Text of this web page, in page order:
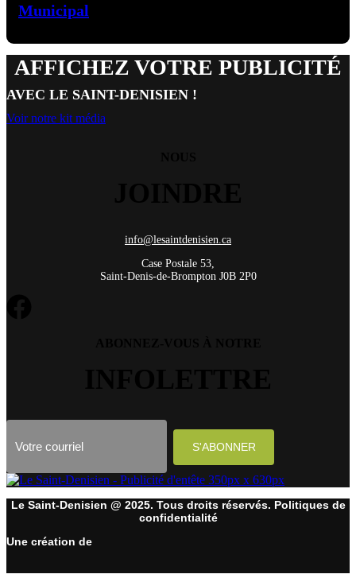
Municipal
AFFICHEZ VOTRE PUBLICITÉ
AVEC LE SAINT-DENISIEN !
Voir notre kit média
info@lesaintdenisien.ca
Case Postale 53,
Saint-Denis-de-Brompton J0B 2P0
Le Saint-Denisien @ 2025. Tous droits réservés. Politiques de
confidentialité
Une création de